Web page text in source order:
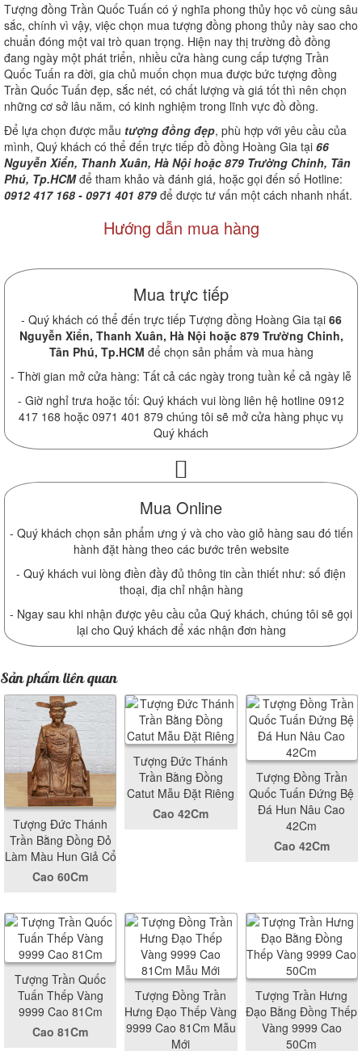
Tượng đồng Trần Quốc Tuấn có ý nghĩa phong thủy học vô cùng sâu
sắc, chính vì vậy, việc chọn mua tượng đồng phong thủy này sao cho
chuẩn đóng một vai trò quan trọng. Hiện nay thị trường đồ đồng
đang ngày một phát triển, nhiều cửa hàng cung cấp tượng Trần
Quốc Tuấn ra đời, gia chủ muốn chọn mua được bức tượng đồng
Trần Quốc Tuấn đẹp, sắc nét, có chất lượng và giá tốt thì nên chọn
những cơ sở lâu năm, có kinh nghiệm trong lĩnh vực đồ đồng.
Để lựa chọn được mẫu tượng đồng đẹp, phù hợp với yêu cầu của
mình, Quý khách có thể đến trực tiếp đồ đồng Hoàng Gia tại 66
Nguyễn Xiển, Thanh Xuân, Hà Nội hoặc 879 Trường Chinh, Tân
Phú, Tp.HCMđể tham khảo và đánh giá, hoặc gọi đến số Hotline:
0912 417 168 - 0971 401 879 để được tư vấn một cách nhanh nhất.
Hướng dẫn mua hàng
Mua trực tiếp
- Quý khách có thể đến trực tiếp Tượng đồng Hoàng Gia tại 66
Nguyễn Xiển, Thanh Xuân, Hà Nội hoặc 879 Trường Chinh,
Tân Phú, Tp.HCM để chọn sản phẩm và mua hàng
- Thời gian mở cửa hàng: Tất cả các ngày trong tuần kể cả ngày lễ
- Giờ nghỉ trưa hoặc tối: Quý khách vui lòng liên hệ hotline 0912
417 168 hoặc 0971 401 879 chúng tôi sẽ mở cửa hàng phục vụ
Quý khách
Mua Online
- Quý khách chọn sản phẩm ưng ý và cho vào giỏ hàng sau đó tiến
hành đặt hàng theo các bước trên website
- Quý khách vui lòng điền đầy đủ thông tin cần thiết như: số điện
thoại, địa chỉ nhận hàng
- Ngay sau khi nhận được yêu cầu của Quý khách, chúng tôi sẽ gọi
lại cho Quý khách để xác nhận đơn hàng
Sản phẩm liên quan
Tượng Đức Thánh
Trần Bằng Đồng Đỏ
Làm Màu Hun Giả Cổ
Cao 60Cm
Tượng Đức Thánh
Trần Bằng Đồng
Catut Mẫu Đặt Riêng
Cao 42Cm
Tượng Đồng Trần
Quốc Tuấn Đứng Bệ
Đá Hun Nâu Cao
42Cm
Cao 42Cm
Tượng Trần Quốc
Tuấn Thếp Vàng
9999 Cao 81Cm
Cao 81Cm
Tượng Đồng Trần
Hưng Đạo Thếp Vàng
9999 Cao 81Cm Mẫu
Mới
Tượng Trần Hưng
Đạo Bằng Đồng Thếp
Vàng 9999 Cao
50Cm